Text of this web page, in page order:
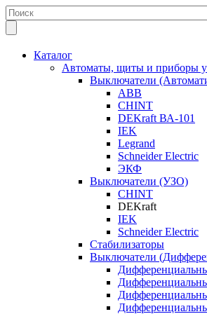
Каталог
Автоматы, щиты и приборы
Выключатели
ABB
CHINT
DEKraft ВА-101
IEK
Legrand
Schneider Electric
ЭКФ
Выключатели (УЗО)
CHINT
DEKraft
IEK
Schneider Electric
Стабилизаторы
Выключатели